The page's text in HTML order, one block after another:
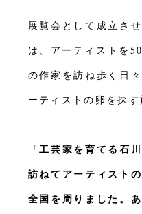
展覧会として成立さ
は、アーティストを
の作家を訪ね歩く日
ーティストの卵を探す
「工芸家を育てる石
訪ねてアーティスト
全国を周りました。